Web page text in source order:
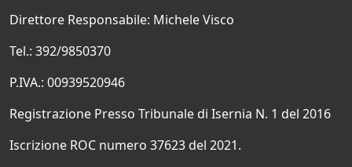
Direttore Responsabile: Michele Visco
Tel.: 392/9850370
P.IVA.: 00939520946
Registrazione Presso Tribunale di Isernia N. 1 del 2016
Iscrizione ROC numero 37623 del 2021.